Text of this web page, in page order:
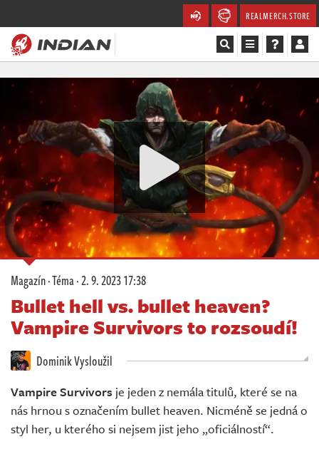
REALMERCH.STORE
Magazín
Recenze
Videa
Soutěže
Databáze
Komunita
Redakce
Živě
Magazín·Téma·2. 9. 2023 17:38
Bullet hell vs. bullet heaven?
Vampire Survivors to rozsoudí!
Dominik Vysloužil
Vampire Survivors je jeden z nemála titulů, které se na
nás hrnou s označením bullet heaven. Nicméně se jedná o
styl her, u kterého si nejsem jist jeho „oficiálností“.